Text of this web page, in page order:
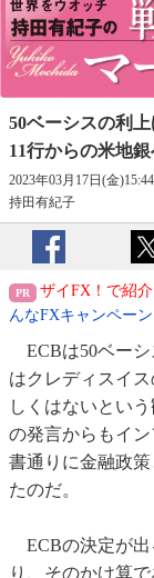
50ベーシスの利
11行からの米地
2023年03月17日(金
持田有紀子
ザイFX！で紹
んなFXキャンペー
ECBは50ベーシ
はクレディスイ
しくはないとい
の発言からもイ
書通りに金融政
たのだ。
ECBの決定が出
り、そのかけ算